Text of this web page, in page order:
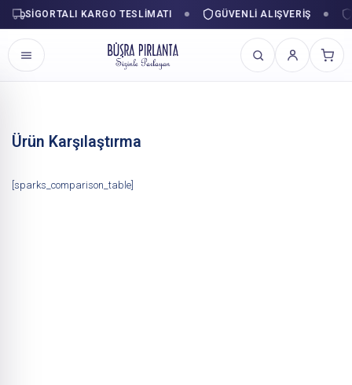
SIGORTALI KARGO TESLIMATI GÜVENLI ALIŞVERIŞ
geç
Ürün Karşılaştırma
[sparks_comparison_table]